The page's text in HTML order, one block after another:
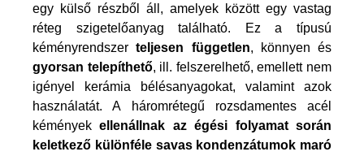
egy külső részből áll, amelyek között egy vastag
réteg szigetelőanyag található. Ez a típusú
kéményrendszerteljesen független, könnyen és
gyorsan telepíthető, ill. felszerelhető, emellett nem
igényel kerámia bélésanyagokat, valamint azok
használatát. A háromrétegű rozsdamentes acél
kéményekellenállnak az égési folyamat során
keletkező különféle savas kondenzátumok maró